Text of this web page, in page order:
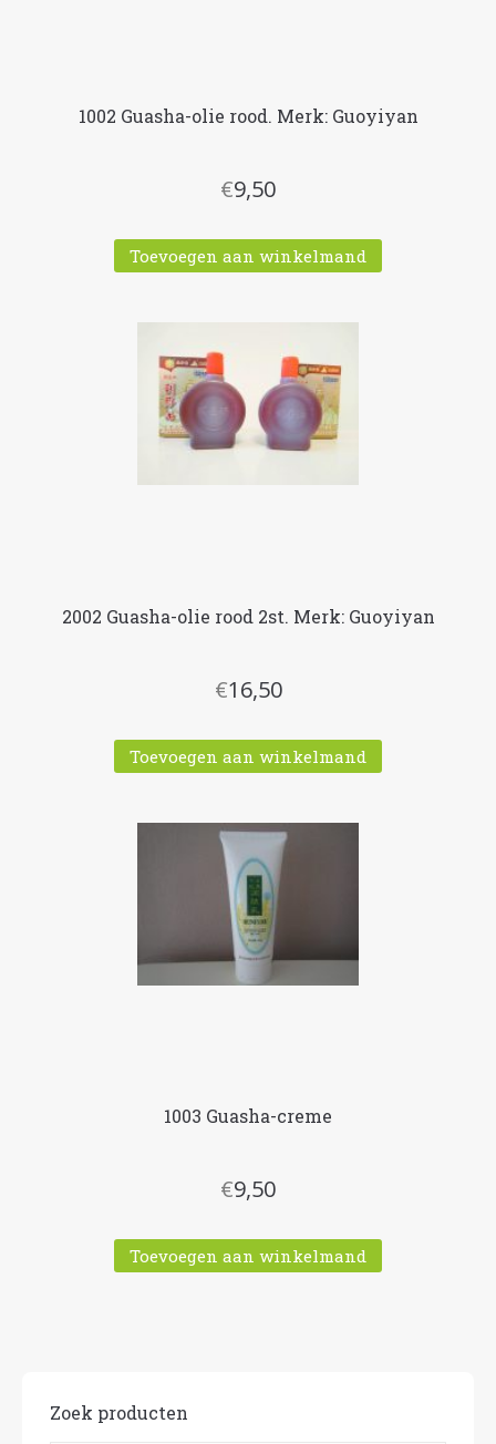
1002 Guasha-olie rood. Merk: Guoyiyan
€9,50
Toevoegen aan winkelmand
2002 Guasha-olie rood 2st. Merk: Guoyiyan
€16,50
Toevoegen aan winkelmand
1003 Guasha-creme
€9,50
Toevoegen aan winkelmand
Zoek producten